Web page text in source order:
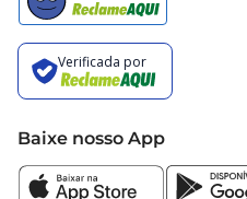
Baixe nosso App